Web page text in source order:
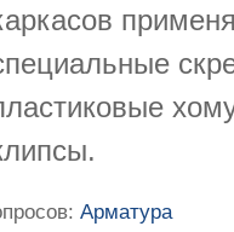
Арматура